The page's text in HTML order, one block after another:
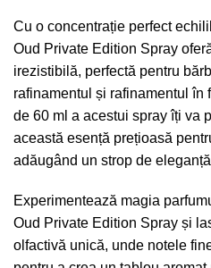
Cu o concentrație perfect
Oud Private Edition Spray
irezistibilă, perfectă pentru
rafinamentul și rafinamentul în
de 60 ml a acestui spray îți va
această esență prețioasă
adăugând un strop de
Experimentează magia
Oud Private Edition Spray și
olfactivă unică, unde notele